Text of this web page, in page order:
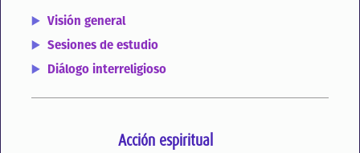
Visión general
Sesiones de estudio
Diálogo interreligioso
Acción espiritual